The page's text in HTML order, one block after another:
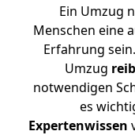
Ein Umzug
Menschen eine
Erfahrung
Umzug
notwendigen
es
Expertenwissen